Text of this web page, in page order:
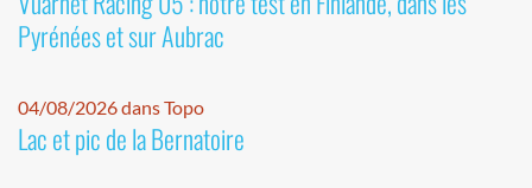
Pyrénées et sur Aubrac
04/08/2026 dans Topo
Lac et pic de la Bernatoire